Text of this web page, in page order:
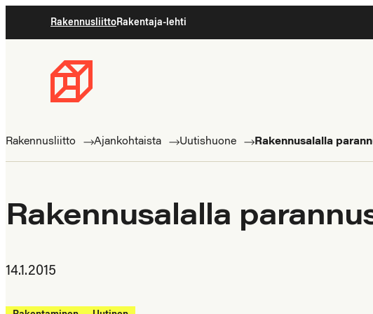
suoraan
RakennusliittoRakentaja-lehti
Rakennusliitto
ammattilaisten
Rakennusliitto Ajankohtaista Uutishuone Rakennusalalla
Rakennusalalla
14.1.2015